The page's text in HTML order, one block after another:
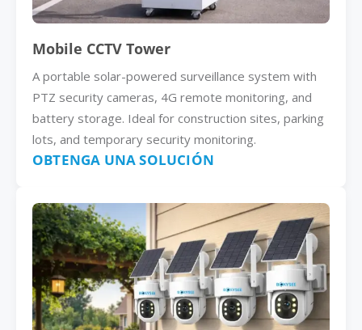
Mobile CCTV Tower
A portable solar-powered surveillance system with
PTZ security cameras, 4G remote monitoring, and
battery storage. Ideal for construction sites, parking
lots, and temporary security monitoring.
OBTENGA UNA SOLUCIÓN